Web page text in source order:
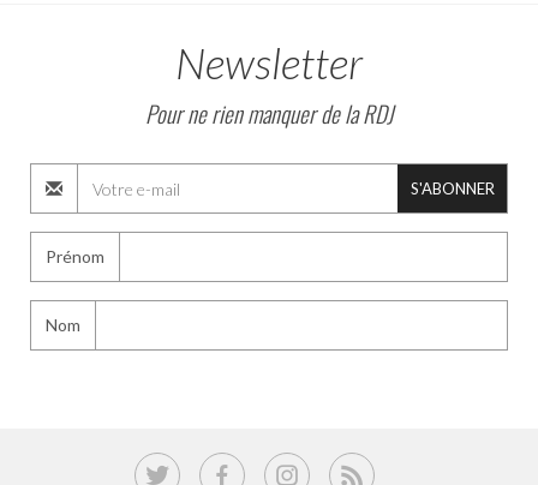
Newsletter
Pour ne rien manquer de la RDJ
S'ABONNER
Prénom
Nom